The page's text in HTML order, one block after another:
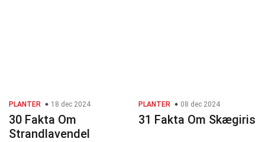
PLANTER 18 dec 2024
30 Fakta Om
Strandlavendel
PLANTER 08 dec 2024
31 Fakta Om Skægiris